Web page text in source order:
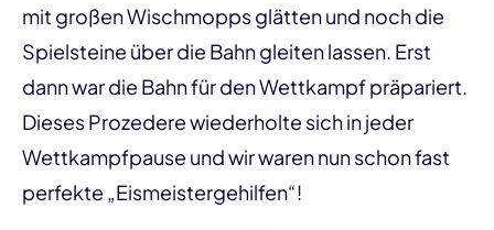
mit großen Wischmopps glätten und noch die
Spielsteine über die Bahn gleiten lassen. Erst
dann war die Bahn für den Wettkampf präpariert.
Dieses Prozedere wiederholte sich in jeder
Wettkampfpause und wir waren nun schon fast
perfekte „Eismeistergehilfen“!